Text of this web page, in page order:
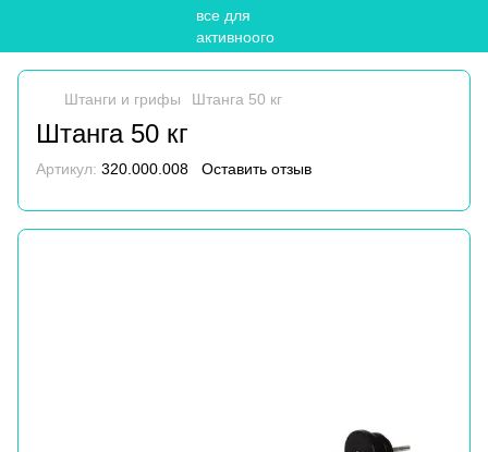
Штанги и грифы Штанга 50 кг
Штанга 50 кг
Артикул: 320.000.008 Оставить отзыв